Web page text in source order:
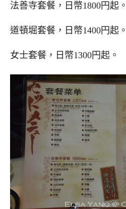
法善寺套餐，日幣1800円起。
道頓堀套餐，日幣1400円起。
女士套餐，日幣1300円起。